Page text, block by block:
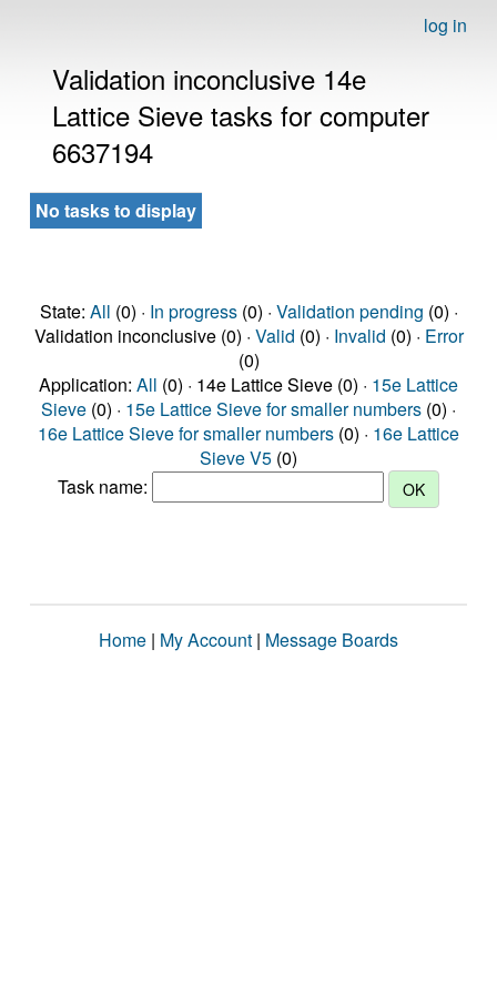
log in
Validation inconclusive 14e
Lattice Sieve tasks for computer
6637194
No tasks to display
State: All (0) · In progress(0) · Validation pending (0) ·
Validation inconclusive (0) · Valid (0) · Invalid (0) · Error
(0)
Application: All (0) · 14e Lattice Sieve (0) · 15e Lattice
Sieve (0) · 15e Lattice Sieve for smaller numbers (0) ·
16e Lattice Sieve for smaller numbers (0) · 16e Lattice
Sieve V5 (0)
Task name:
Home | My Account | Message Boards